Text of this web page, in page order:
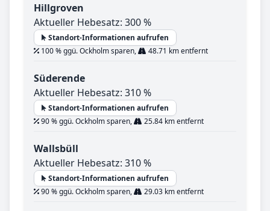
Hillgroven
Aktueller Hebesatz: 300 %
Standort-Informationen aufrufen
100 % ggü. Ockholm sparen,
48.71 km entfernt
Süderende
Aktueller Hebesatz: 310 %
Standort-Informationen aufrufen
90 % ggü. Ockholm sparen,
25.84 km entfernt
Wallsbüll
Aktueller Hebesatz: 310 %
Standort-Informationen aufrufen
90 % ggü. Ockholm sparen,
29.03 km entfernt